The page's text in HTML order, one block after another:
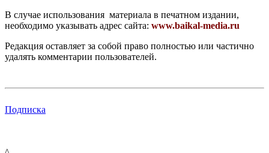
В случае использования материала в печатном издании,
необходимо указывать адрес сайта: www.baikal-media.ru
Редакция оставляет за собой право полностью или частично
удалять комментарии пользователей.
Подписка